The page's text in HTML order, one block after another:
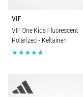
VIF
VIF One Kids Fluorescent
Polarized - Keltainen